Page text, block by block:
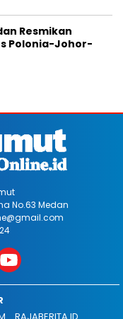
Resmikan
Polonia-Johor-
No.63 Medan
RAJABERITA.ID